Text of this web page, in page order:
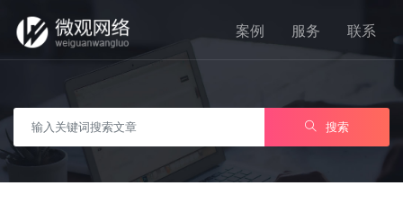
案例 服务 联系
搜索